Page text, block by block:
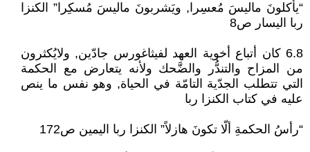
“يأكلونَ ماليسَ مُعسِرا, ويَشربونَ ماليسَ مُسكِرا” الكنزا
ربا اليسار ص8
6.8 كان أتباع أخوية العهد لفيثاغورس جادّين, ولايُكثرون
من المزاح والتندُّر والضَّحك ولأنه يتعارض مع الحكمة
التي تتطلب الجدّية التامّة في الحياة, وهو نفس ما ينص
عليه في كتاب الكنزا ربا
“رأسُ الحكمةِ ألّا تكونَ هازلاً” الكنزا ربا اليمين ص172